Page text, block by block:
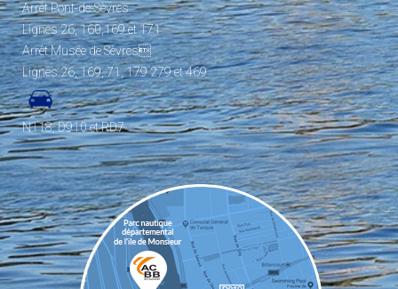
Arrêt Pont-de-Sèvres
Lignes 26, 160,169 et 171
Arrêt Musée de Sèvres
Lignes 26, 169, 71, 179 279 et 469
N118, D910 et RD7